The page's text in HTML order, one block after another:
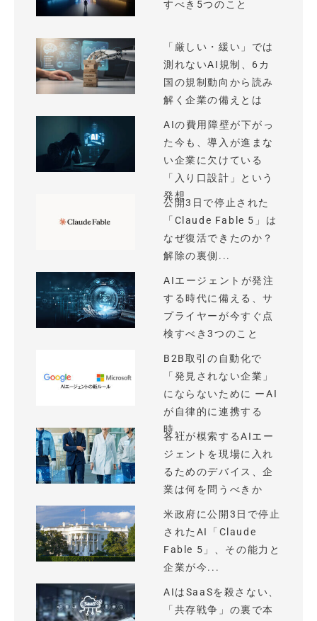
すべき5つのこと
「厳しい・緩い」では
測れないAI規制、6カ
国の規制動向から読み
解く企業の備えとは
AIの費用障壁が下がっ
た今も、導入が進まな
い企業に欠けている
「入り口設計」という
発想
公開3日で停止された
「Claude Fable 5」は
なぜ復活できたのか？
解除の裏側...
AIエージェントが発注
する時代に備える、サ
プライヤーが今すぐ点
検すべき3つのこと
B2B取引の自動化で
「発見されない企業」
にならないために ーAI
が自律的に連携する
時...
各社が模索するAIエー
ジェントを現場に入れ
るためのデバイス、企
業は何を問うべきか
米政府に公開3日で停止
されたAI「Claude
Fable 5」、その能力と
企業が今...
AIはSaaSを殺さない、
「共存戦争」の裏で本